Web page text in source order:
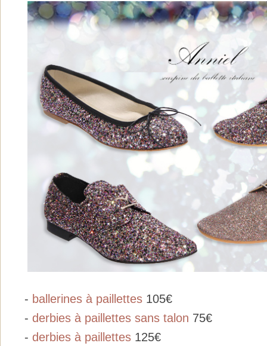
- ballerines à paillettes 105€
- derbies à paillettes sans talon 75€
- derbies à paillettes 125€